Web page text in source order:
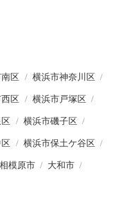
区 横浜市神奈川区
区 横浜市戸塚区
横浜市磯子区
横浜市保土ケ谷区
相模原市 大和市